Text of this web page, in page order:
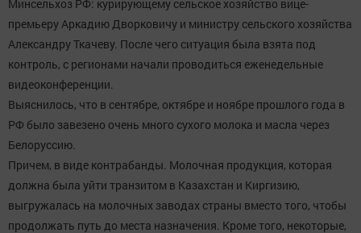
Минсельхоз РФ: курирующему сельское хозяйство вице-
премьеру Аркадию Дворковичу и министру сельского хозяйства
Александру Ткачеву. После чего ситуация была взята под
контроль, с регионами начали проводиться еженедельные
видеоконференции.
Выяснилось, что в сентябре, октябре и ноябре прошлого года в
РФ было завезено очень много сухого молока и масла через
Белоруссию.
Причем, в виде контрабанды. Молочная продукция, которая
должна была уйти транзитом в Казахстан и Киргизию,
выгружалась на молочных заводах страны вместо того, чтобы
продолжать путь до места назначения. Кроме того, некоторые,